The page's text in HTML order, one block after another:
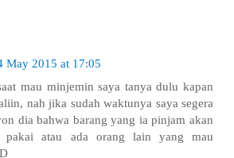
May 2015 at 17:05
mau minjemin saya tanya dulu kapan
nah jika sudah waktunya saya segera
dia bahwa barang yang ia pinjam akan
pakai atau ada orang lain yang mau